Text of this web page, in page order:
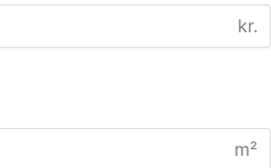
kr.
m²